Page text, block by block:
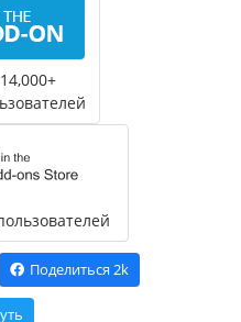
14,000+
Поделиться 2k